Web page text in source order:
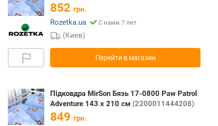
852 грн.
Rozetka.ua
С нами 7 лет
(Киев)
Перейти в магазин
Підковдра MirSon Бязь 17-0800 Paw Patrol
Adventure 143 x 210 см (2200011444208)
849 грн.